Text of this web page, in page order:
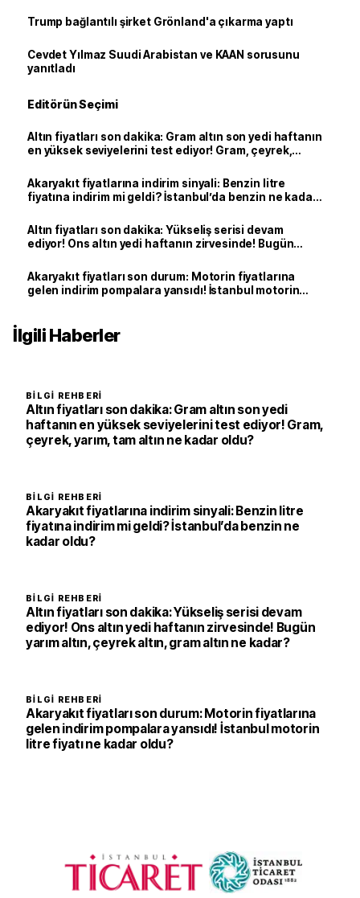
Trump bağlantılı şirket Grönland'a çıkarma yaptı
Cevdet Yılmaz Suudi Arabistan ve KAAN sorusunu
yanıtladı
Editörün Seçimi
Altın fiyatları son dakika: Gram altın son yedi haftanın
en yüksek seviyelerini test ediyor! Gram, çeyrek,
Akaryakıt fiyatlarına indirim sinyali: Benzin litre
fiyatına indirim mi geldi? İstanbul’da benzin ne kadar
Altın fiyatları son dakika: Yükseliş serisi devam
ediyor! Ons altın yedi haftanın zirvesinde! Bugün
Akaryakıt fiyatları son durum: Motorin fiyatlarına
gelen indirim pompalara yansıdı! İstanbul motorin
İlgili Haberler
BILGI REHBERI
Altın fiyatları son dakika: Gram altın son yedi
haftanın en yüksek seviyelerini test ediyor! Gram,
çeyrek, yarım, tam altın ne kadar oldu?
BILGI REHBERI
Akaryakıt fiyatlarına indirim sinyali: Benzin litre
fiyatına indirim mi geldi? İstanbul’da benzin ne
kadar oldu?
BILGI REHBERI
Altın fiyatları son dakika: Yükseliş serisi devam
ediyor! Ons altın yedi haftanın zirvesinde! Bugün
yarım altın, çeyrek altın, gram altın ne kadar?
BILGI REHBERI
Akaryakıt fiyatları son durum: Motorin fiyatlarına
gelen indirim pompalara yansıdı! İstanbul motorin
litre fiyatı ne kadar oldu?